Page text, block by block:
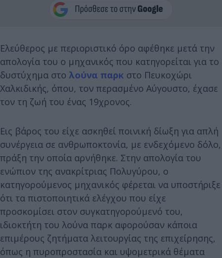
Ελεύθερος με περιοριστικό όρο αφέθηκε μετά την
απολογία του ο μηχανικός που κατηγορείται για το
δυστύχημα στο λούνα παρκ στο Πευκοχώρι
Χαλκιδικής, όπου, τον περασμένο Αύγουστο, έχασε
τον τη ζωή του ένας 19χρονος.
Εις βάρος του είχε ασκηθεί ποινική δίωξη για απλή
συνέργεια σε ανθρωποκτονία, με ενδεχόμενο δόλο,
πράξη την οποία αρνήθηκε. Στην απολογία του
ενώπιον της ανακρίτριας Πολυγύρου, ο
κατηγορούμενος μηχανικός φέρεται να υποστήριξε
ότι τα πιστοποιητικά ελέγχου που είχε
προσκομίσει στον συγκατηγορούμενό του,
ιδιοκτήτη του λούνα παρκ αφορούσαν κάποια
επιμέρους ζητήματα λειτουργίας της επιχείρησης,
όπως η πυροπροστασία και υψομετρικά θέματα